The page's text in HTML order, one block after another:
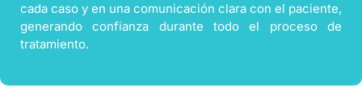
cada caso y en una comunicación clara con el paciente,
generando confianza durante todo el proceso de
tratamiento.